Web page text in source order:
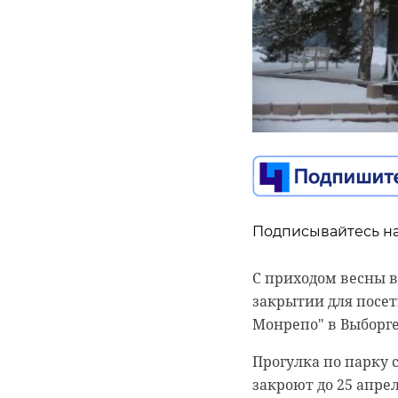
Подписывайтесь
С приходом весны
закрытии для
Монрепо" в
Прогулка по парку
закроют до 25
Подписывайтесь
Госэконадзор
"Экология
подразделений.
С начала 2022 года
охраной
/ 0:00
В ЛГУ
Через
14 марта 2025, 14:37